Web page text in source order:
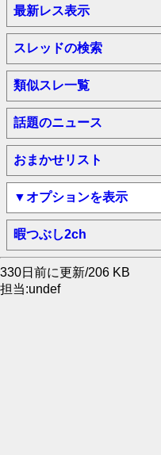
最新レス表示
スレッドの検索
類似スレ一覧
話題のニュース
おまかせリスト
▼オプションを表示
暇つぶし2ch
330日前に更新/206 KB
担当:undef